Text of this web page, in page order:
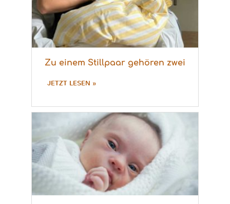
Zu einem Stillpaar gehören zwei
JETZT LESEN »